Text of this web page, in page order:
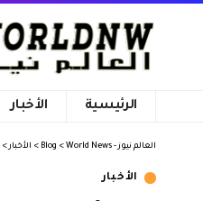
الرئيسية الأخبار
العالم نيوز - World News >
Blog
> الأخبار >
الأخبار